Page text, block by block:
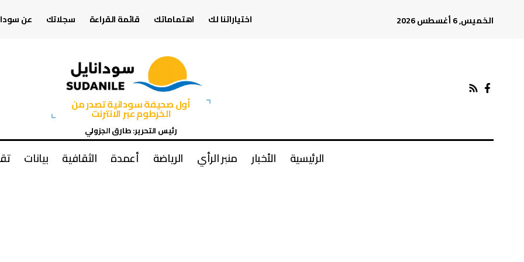
الخميس, 6 أغسطس 2026 اختياراتنا لك اهتماماتك قائمة القراءة سجلاتك عن
أول صحيفة سودانية تصدر من
الخرطوم عبر الانترنت
رئيس التحرير: طارق الجزولي
الرئيسية الأخبار منبر الرأي الرياضة أعمدة الثقافية بيانات